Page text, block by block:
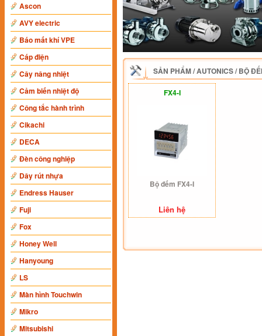
Ascon
AVY electric
Báo mất khí VPE
Cáp điện
Cây nâng nhiệt
Cảm biến nhiệt độ
Công tắc hành trình
Cikachi
DECA
Đèn công nghiệp
Dây rút nhựa
Endress Hauser
Fuji
Fox
Honey Well
Hanyoung
LS
Màn hình Touchwin
Mikro
Mitsubishi
SẢN PHẨM/AUTONICS/BỘ
FX4-I
Bộ đếm FX4-I
Liên hệ